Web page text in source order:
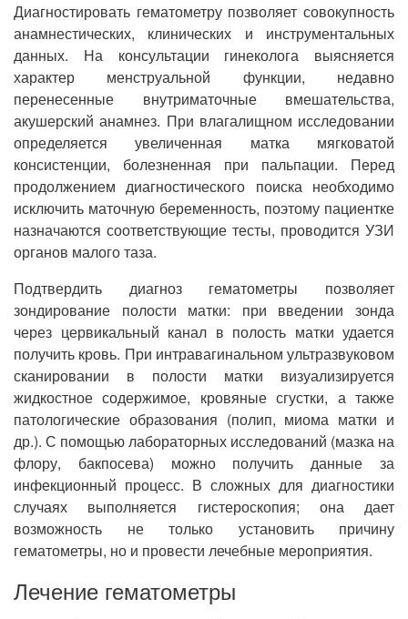
Диагностировать гематометру позволяет совокупность
анамнестических, клинических и инструментальных
данных. На консультации гинеколога выясняется
характер менструальной функции, недавно
перенесенные внутриматочные вмешательства,
акушерский анамнез. При влагалищном исследовании
определяется увеличенная матка мягковатой
консистенции, болезненная при пальпации. Перед
продолжением диагностического поиска необходимо
исключить маточную беременность, поэтому пациентке
назначаются соответствующие тесты, проводится УЗИ
органов малого таза.
Подтвердить диагноз гематометры позволяет
зондирование полости матки: при введении зонда
через цервикальный канал в полость матки удается
получить кровь. При интравагинальном ультразвуковом
сканировании в полости матки визуализируется
жидкостное содержимое, кровяные сгустки, а также
патологические образования (полип, миома матки и
др.). С помощью лабораторных исследований (мазка на
флору, бакпосева) можно получить данные за
инфекционный процесс. В сложных для диагностики
случаях выполняется гистероскопия; она дает
возможность не только установить причину
гематометры, но и провести лечебные мероприятия.
Лечение гематометры